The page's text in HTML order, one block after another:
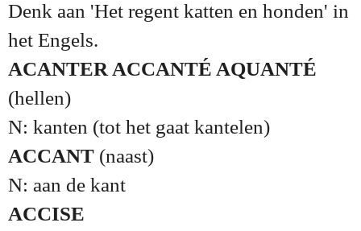
Denk aan 'Het regent katten en honden' in
het Engels.
ACANTER ACCANTÉ AQUANTÉ
(hellen)
N: kanten (tot het gaat kantelen)
ACCANT (naast)
N: aan de kant
ACCISE